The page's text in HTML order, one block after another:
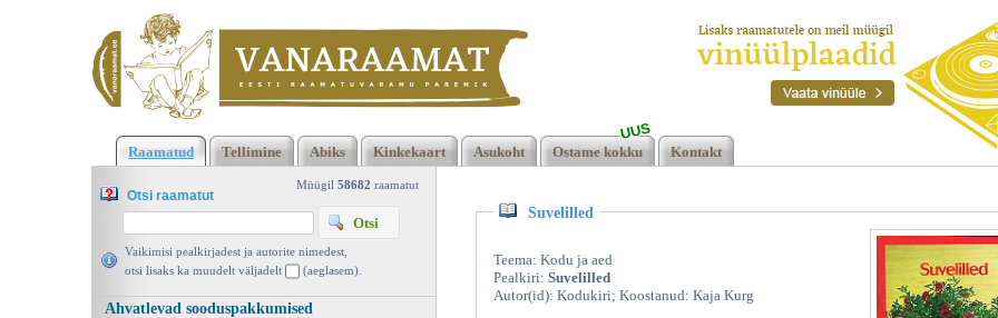
Klõpsa siia , et näha täielikku loendit!Suvelilled, Kodukiri;
Koostanud: Kaja Kurg, Ajakirjade Kirjastus 2004 | vanaraamat. ee
Raamatud Tellimine Abiks Kinkekaart Asukoht Ostame kokku
UUS
Kontakt
Müügil 58682 raamatut
Otsi raamatut
Vaikimisi pealkirjadest ja autorite nimedest,
otsi lisaks ka muudelt väljadelt
(aeglasem).
Ahvatlevad sooduspakkumised
Suvelilled
Teema: Kodu ja aed
Pealkiri: Suvelilled
Autor(id): Kodukiri; Koostanud: Kaja Kurg